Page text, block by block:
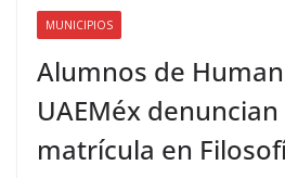
MUNICIPIOS
Alumnos de
UAEMéx
matrícula en